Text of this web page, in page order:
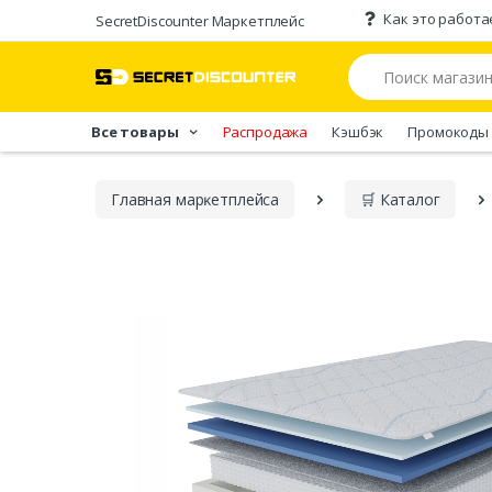
SecretDiscounter Маркетплейс Как это
Все товары Распродажа Кэшбэк Промокоды
Главная марĸетплейса 🛒 Каталог